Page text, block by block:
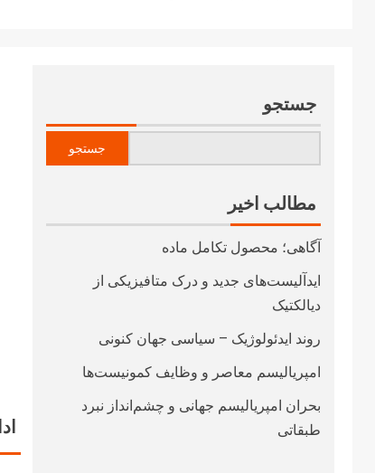
جستجو
جستجو
مطالب اخیر
آگاهی؛ محصول تکامل ماده
ایدآلیست‌های جدید و درک متافیزیکی از
دیالکتیک
روند ایدئولوژیک – سیاسی جهان کنونی
امپریالیسم معاصر و وظایف کمونیست‌ها
بحران امپریالیسم جهانی و چشم‌انداز نبرد
طبقاتی